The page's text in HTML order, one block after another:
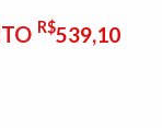
R$539,10